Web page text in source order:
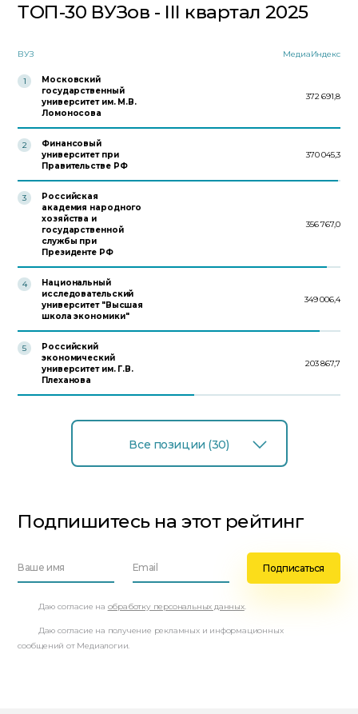
ТОП-30 ВУЗов - III квартал 2025
ВУЗ МедиаИндекс
1
Московский
государственный
университет им. М.В.
Ломоносова
372 691,8
2
Финансовый
университет при
Правительстве РФ
370 045,3
3
Российская
академия народного
хозяйства и
государственной
службы при
Президенте РФ
356 767,0
4
Национальный
исследовательский
университет "Высшая
школа экономики"
349 006,4
5
Российский
экономический
университет им. Г.В.
Плеханова
203 867,7
Все позиции (30)
Подпишитесь на этот рейтинг
Даю согласие на обработку персональных данных.
Даю согласие на получение рекламных и информационных
сообщений от Медиалогии.